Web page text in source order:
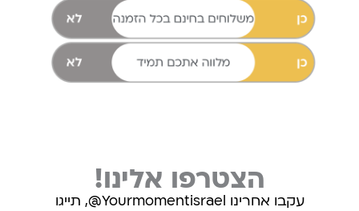
הצטרפו אלינו!
עקבו אחרינו Yourmomentisrael@, תייגו